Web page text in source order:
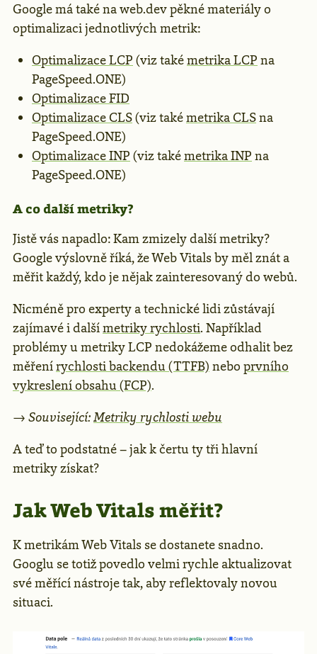
Google má také na web.dev pěkné materiály o
optimalizaci jednotlivých metrik:
Optimalizace LCP (viz takémetrika LCP na
PageSpeed.ONE)
Optimalizace FID
Optimalizace CLS(viz takémetrika CLSna
PageSpeed.ONE)
Optimalizace INP (viz takémetrika INP na
PageSpeed.ONE)
A co další metriky?
Jistě vás napadlo: Kam zmizely další metriky?
Google výslovně říká, že Web Vitals by měl znát a
měřit každý, kdo je nějak zainteresovaný do webů.
Nicméně pro experty a technické lidi zůstávají
zajímavé i dalšímetriky rychlosti. Například
problémy u metriky LCP nedokážeme odhalit bez
měřenírychlosti backendu (TTFB) nebo prvního
vykreslení obsahu (FCP).
→ Související:Metriky rychlosti webu
A teď to podstatné – jak k čertu ty tři hlavní
metriky získat?
Jak Web Vitals měřit?
K metrikám Web Vitals se dostanete snadno.
Googlu se totiž povedlo velmi rychle aktualizovat
své měřící nástroje tak, aby reflektovaly novou
situaci.